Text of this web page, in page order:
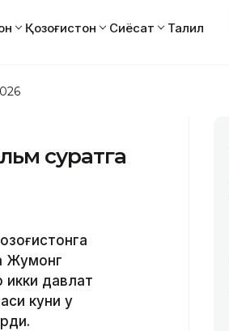
Қозоғистон Сиёсат Таҳлил
суратга
Жумонг
икки давлат
куни у